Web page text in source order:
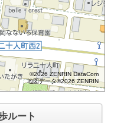
©2026 ZENRIN DataCom
地図データ©2026 ZENRIN
ルート